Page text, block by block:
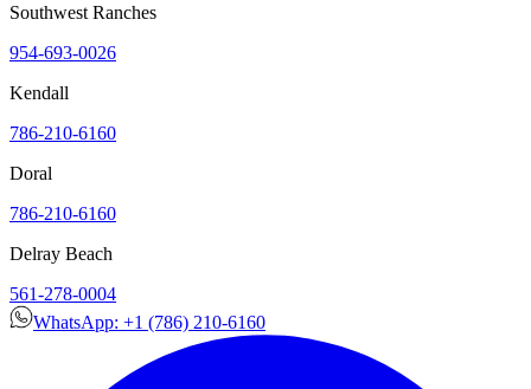
Southwest Ranches
954-693-0026
Kendall
786-210-6160
Doral
786-210-6160
Delray Beach
561-278-0004
WhatsApp: +1 (786) 210-6160